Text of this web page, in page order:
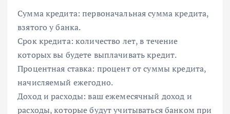
Сумма кредита: первоначальная сумма кредита,
взятого у банка.
Срок кредита: количество лет, в течение
которых вы будете выплачивать кредит.
Процентная ставка: процент от суммы кредита,
начисляемый ежегодно.
Доход и расходы: ваш ежемесячный доход и
расходы, которые будут учитываться банком при